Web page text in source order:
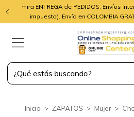
mira ENTREGA de PEDIDOS. Envíos
impuesto). Envío en COLOMBIA
Inicio > ZAPATOS > Mujer >